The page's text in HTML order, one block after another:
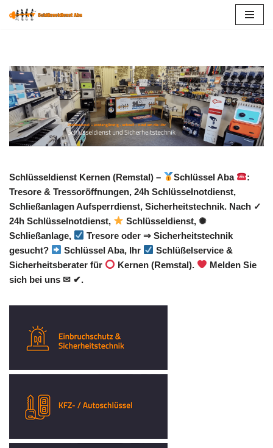
Schlüsseldienst Kernen (Remstal) – Schlüssel Aba
:
Tresore & Tressoröffnungen, 24h Schlüsselnotdienst,
Schließanlagen Aufsperrdienst, Sicherheitstechnik. Nach ✓
24h Schlüsselnotdienst,
Schlüsseldienst, ✺
Schließanlage,
Tresore oder ⇒ Sicherheitstechnik
gesucht?
Schlüssel Aba, Ihr
Schlüßelservice &
Sicherheitsberater für
Kernen (Remstal).
Melden Sie
sich bei uns ✉ ✔.